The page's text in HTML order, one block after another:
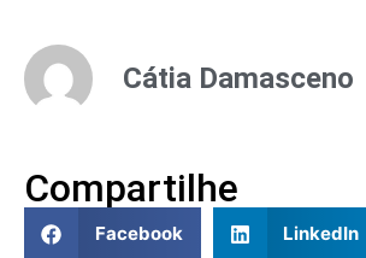
Cátia Damasceno
Compartilhe
Facebook LinkedIn